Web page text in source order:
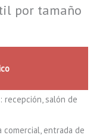
por tamaño
recepción, salón de
comercial, entrada de